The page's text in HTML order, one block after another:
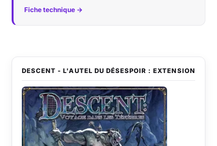
Fiche technique →
DESCENT - L'AUTEL DU DÉSESPOIR : EXTENSION